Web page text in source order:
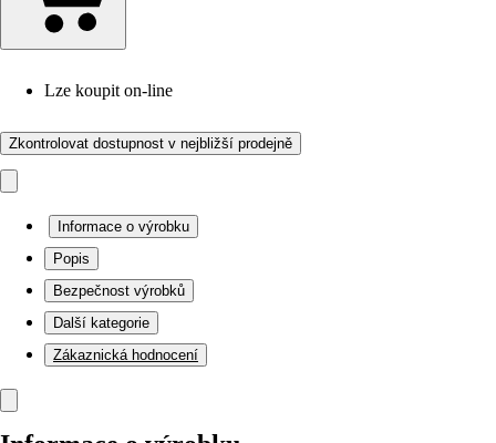
Lze koupit on-line
Zkontrolovat dostupnost v nejbližší prodejně
Informace o výrobku
Popis
Bezpečnost výrobků
Další kategorie
Zákaznická hodnocení